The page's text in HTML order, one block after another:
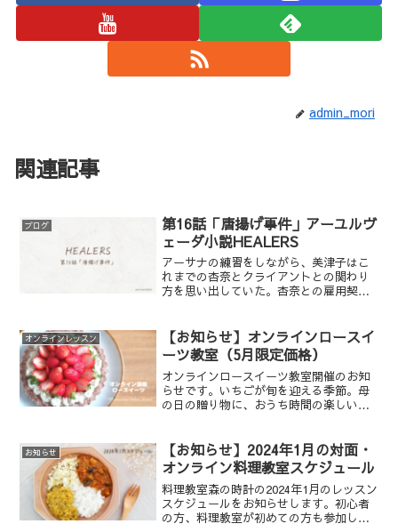
admin_mori
関連記事
ブログ
第16話「唐揚げ事件」アーユルヴ
ェーダ小説HEALERS
アーサナの練習をしながら、美津子はこ
れまでの杏奈とクライアントとの関わり
方を思い出していた。杏奈との雇用契約
奈に、美津子はヒーラーとして最も大切
な要素があると伝える。それを考えさせ
るために、美津子はアーユルヴェーダを
仕事にするきっかけとなった、ある事件
のことを話し出す…。
オンラインレッスン
【お知らせ】オンラインロースイ
ーツ教室（5月限定価格）
オンラインロースイーツ教室開催のお知
らせです。いちごが旬を迎える季節。母
の日の贈り物に、おうち時間の楽しいレ
お知らせ
【お知らせ】2024年1月の対面・
オンライン料理教室スケジュール
料理教室森の時計の2024年1月のレッスン
スケジュールをお知らせします。初心者
の方、料理教室が初めての方も参加しや